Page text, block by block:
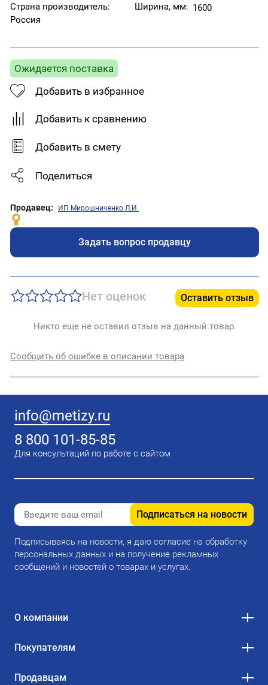
Страна производитель:
Россия
Ширина, мм: 1600
Ожидается поставка
Добавить в избранное
Добавить к сравнению
Добавить в смету
Поделиться
Продавец: ИП Мирошниченко Л.И.
Задать вопрос продавцу
Нет оценок Оставить отзыв
Никто еще не оставил отзыв на данный товар.
Сообщить об ошибке в описании товара
info@metizy.ru
8 800 101-85-85
Для консультаций по работе с сайтом
Подписаться на новости
Подписываясь на новости, я даю согласие на обработку
персональных данных и на получение рекламных
сообщений и новостей о товарах и услугах.
О компании
Покупателям
Продавцам